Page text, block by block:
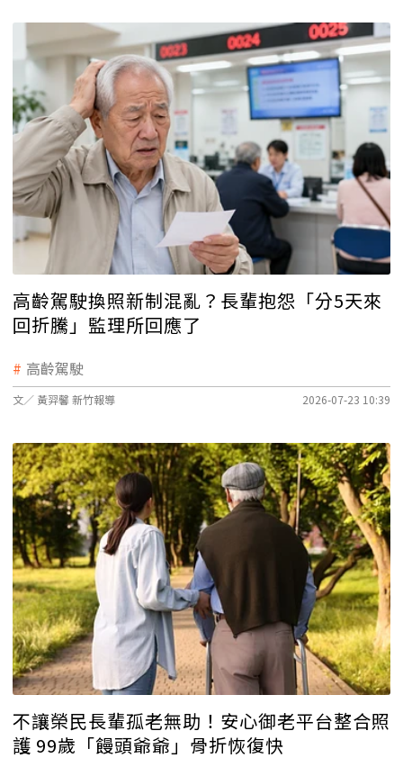
高齡駕駛換照新制混亂？長輩抱怨「分5天來
回折騰」監理所回應了
高齡駕駛
文／ 黃羿馨 新竹報導 2026-07-23 10:39
不讓榮民長輩孤老無助！安心御老平台整合照
護 99歲「饅頭爺爺」骨折恢復快